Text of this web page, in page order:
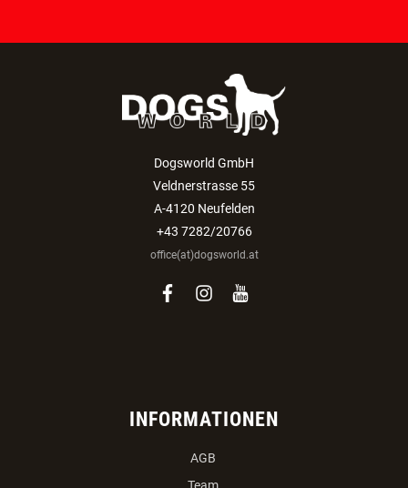
Dogsworld GmbH
Veldnerstrasse 55
A-4120 Neufelden
+43 7282/20766
office(at)dogsworld.at
facebook
instagram
youtube
INFORMATIONEN
AGB